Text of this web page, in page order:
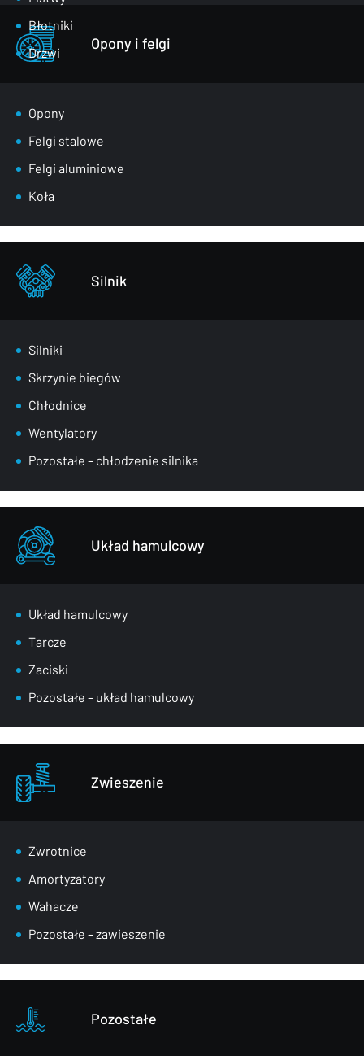
Błotniki
Drzwi
Lusterka
Maski
Nadkola
Pasy przednie
Zderzaki
Pozostałe – części karoserii
Opony i felgi
Opony
Felgi stalowe
Felgi aluminiowe
Koła
Silnik
Silniki
Skrzynie biegów
Chłodnice
Wentylatory
Pozostałe – chłodzenie silnika
Układ hamulcowy
Układ hamulcowy
Tarcze
Zaciski
Pozostałe – układ hamulcowy
Zwieszenie
Zwrotnice
Amortyzatory
Wahacze
Pozostałe – zawieszenie
Pozostałe